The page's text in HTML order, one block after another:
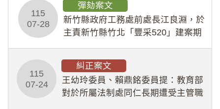
115
07-28
彈劾案文
新竹縣政府工務處前處長江良淵，於
主責新竹縣竹北「豐采520」建案期
幣1,483萬餘元，並長期收受建商餽
贈；復罔顧公共安全，圖利默許建商
於停工期間
115
07-24
糾正案文
王幼玲委員、賴鼎銘委員提：教育部
對於所屬法制處同仁長期遭受主管職